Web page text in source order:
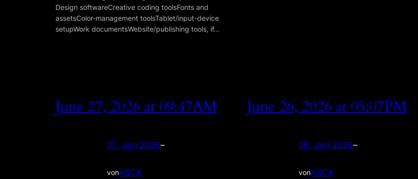
Design softwareCreative coding toolsFonts and
assetsColor-management toolsTablet/input-device
setupWork documentsWebsite/publishing tools, if…
June 27, 2026 at 09:47AM
27. Juni 2026–
vonASCA
June 26, 2026 at 05:07PM
26. Juni 2026–
vonASCA